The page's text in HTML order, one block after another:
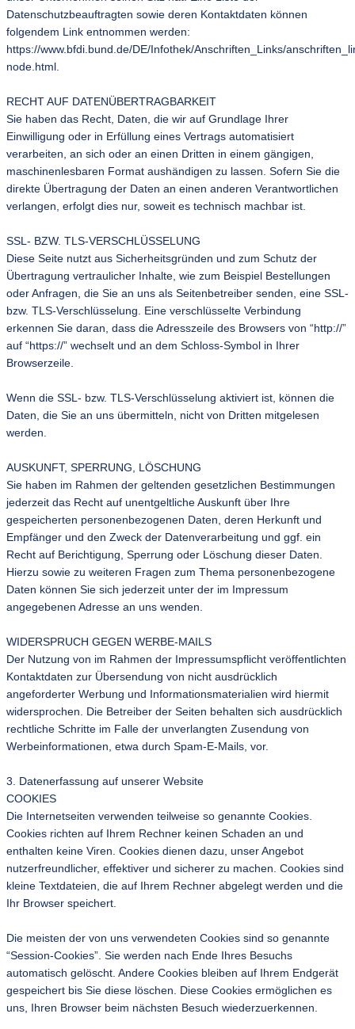
Datenschutzbeauftragten sowie deren Kontaktdaten können
folgendem Link entnommen werden:
https://www.bfdi.bund.de/DE/Infothek/Anschriften_Links/
node.html.
RECHT AUF DATENÜBERTRAGBARKEIT
Sie haben das Recht, Daten, die wir auf Grundlage Ihrer
Einwilligung oder in Erfüllung eines Vertrags automatisiert
verarbeiten, an sich oder an einen Dritten in einem gängigen,
maschinenlesbaren Format aushändigen zu lassen. Sofern Sie die
direkte Übertragung der Daten an einen anderen Verantwortlichen
verlangen, erfolgt dies nur, soweit es technisch machbar ist.
SSL- BZW. TLS-VERSCHLÜSSELUNG
Diese Seite nutzt aus Sicherheitsgründen und zum Schutz der
Übertragung vertraulicher Inhalte, wie zum Beispiel Bestellungen
oder Anfragen, die Sie an uns als Seitenbetreiber senden, eine SSL-
bzw. TLS-Verschlüsselung. Eine verschlüsselte Verbindung
erkennen Sie daran, dass die Adresszeile des Browsers von “http://”
auf “https://” wechselt und an dem Schloss-Symbol in Ihrer
Browserzeile.
Wenn die SSL- bzw. TLS-Verschlüsselung aktiviert ist, können die
Daten, die Sie an uns übermitteln, nicht von Dritten mitgelesen
werden.
AUSKUNFT, SPERRUNG, LÖSCHUNG
Sie haben im Rahmen der geltenden gesetzlichen Bestimmungen
jederzeit das Recht auf unentgeltliche Auskunft über Ihre
gespeicherten personenbezogenen Daten, deren Herkunft und
Empfänger und den Zweck der Datenverarbeitung und ggf. ein
Recht auf Berichtigung, Sperrung oder Löschung dieser Daten.
Hierzu sowie zu weiteren Fragen zum Thema personenbezogene
Daten können Sie sich jederzeit unter der im Impressum
angegebenen Adresse an uns wenden.
WIDERSPRUCH GEGEN WERBE-MAILS
Der Nutzung von im Rahmen der Impressumspflicht veröffentlichten
Kontaktdaten zur Übersendung von nicht ausdrücklich
angeforderter Werbung und Informationsmaterialien wird hiermit
widersprochen. Die Betreiber der Seiten behalten sich ausdrücklich
rechtliche Schritte im Falle der unverlangten Zusendung von
Werbeinformationen, etwa durch Spam-E-Mails, vor.
3. Datenerfassung auf unserer Website
COOKIES
Die Internetseiten verwenden teilweise so genannte Cookies.
Cookies richten auf Ihrem Rechner keinen Schaden an und
enthalten keine Viren. Cookies dienen dazu, unser Angebot
nutzerfreundlicher, effektiver und sicherer zu machen. Cookies sind
kleine Textdateien, die auf Ihrem Rechner abgelegt werden und die
Ihr Browser speichert.
Die meisten der von uns verwendeten Cookies sind so genannte
“Session-Cookies”. Sie werden nach Ende Ihres Besuchs
automatisch gelöscht. Andere Cookies bleiben auf Ihrem Endgerät
gespeichert bis Sie diese löschen. Diese Cookies ermöglichen es
uns, Ihren Browser beim nächsten Besuch wiederzuerkennen.